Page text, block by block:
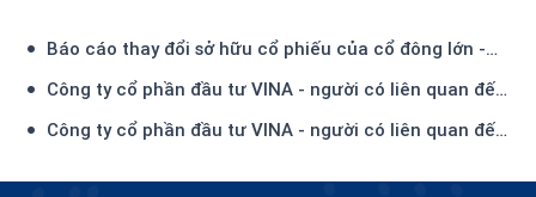
Báo cáo thay đổi sở hữu cổ phiếu của cổ đông lớn -
Công ty TNHH Đầu tư và Thương mại Thiên Hải-(1)
Công ty cổ phần đầu tư VINA - người có liên quan đến
Ủy viên HĐQT - đăng ký mua 450.000 CP
Công ty cổ phần đầu tư VINA - người có liên quan đến